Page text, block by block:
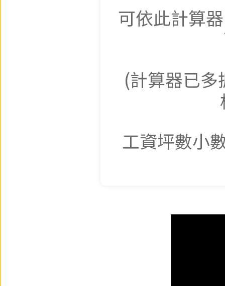
可依此計算
(計算器已
工資坪數小